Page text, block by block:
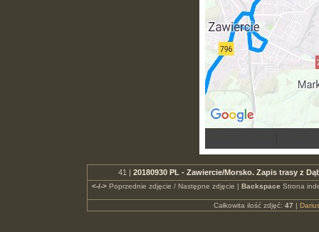
41 | 20180930 PL - Zawiercie/Morsko. Zapis trasy z
<-/->Poprzednie zdjęcie / Następne zdjęcie | Backspace Strona
Całkowita ilość zdjęć: 47 |